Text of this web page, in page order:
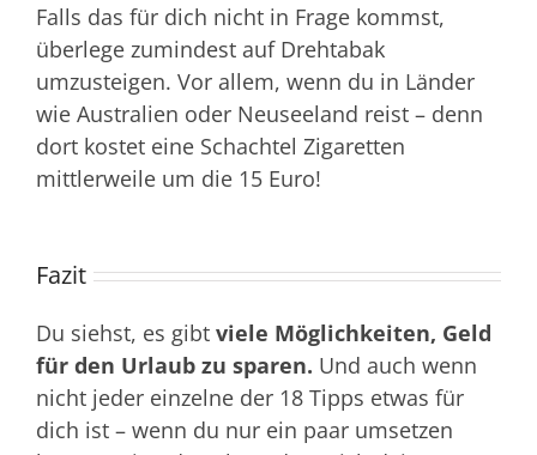
Falls das für dich nicht in Frage kommst,
überlege zumindest auf Drehtabak
umzusteigen. Vor allem, wenn du in Länder
wie Australien oder Neuseeland reist – denn
dort kostet eine Schachtel Zigaretten
mittlerweile um die 15 Euro!
Fazit
Du siehst, es gibt viele Möglichkeiten, Geld
für den Urlaub zu sparen. Und auch wenn
nicht jeder einzelne der 18 Tipps etwas für
dich ist – wenn du nur ein paar umsetzen